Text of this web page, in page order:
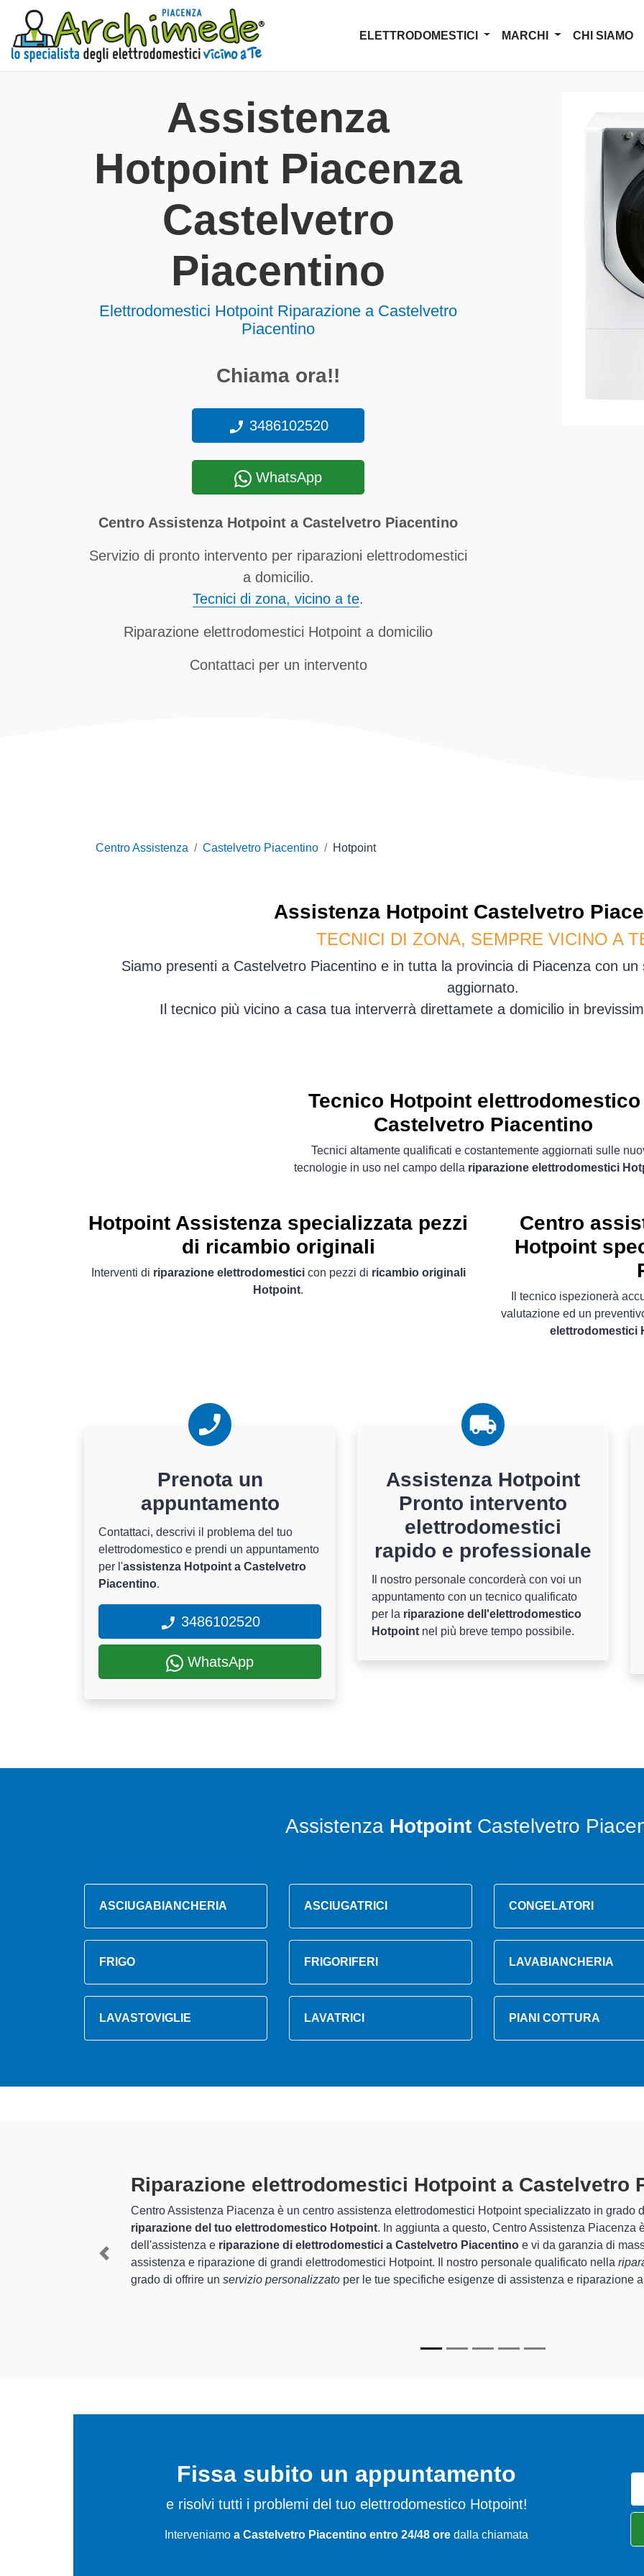
ELETTRODOMESTICI MARCHI CHI SIAMO
Assistenza
Hotpoint Piacenza
Castelvetro
Piacentino
Elettrodomestici Hotpoint Riparazione a Castelvetro
Piacentino
Chiama ora!!
3486102520
WhatsApp
Centro Assistenza Hotpoint a Castelvetro Piacentino
Servizio di pronto intervento per riparazioni elettrodomestici
a domicilio.
Tecnici di zona, vicino a te.
Riparazione elettrodomestici Hotpoint a domicilio
Contattaci per un intervento
Centro Assistenza Castelvetro Piacentino Hotpoint
Assistenza HotpointCastelvetro
TECNICI DI ZONA, SEMPRE VICINO A
Siamo presenti a Castelvetro Piacentino e in tutta la provincia di Piacenza con
aggiornato.
Il tecnico più vicino a casa tua interverrà direttamete a domicilio in
Tecnico Hotpoint elettrodomestico
Castelvetro Piacentino
Tecnici altamente qualificati e costantemente aggiornati sulle
tecnologie in uso nel campo della riparazione elettrodomestici
Hotpoint Assistenza specializzata pezzi
di ricambio originali
Interventi di riparazione elettrodomesticicon pezzi di ricambio originali
Hotpoint.
Centro
Hotpoint
Il tecnico ispezionerà
valutazione ed un
elettrodomestici
Prenota un
appuntamento
Contattaci, descrivi il problema del tuo
elettrodomestico e prendi un appuntamento
per l'assistenza Hotpoint a Castelvetro
Piacentino.
3486102520
WhatsApp
Assistenza Hotpoint
Pronto intervento
elettrodomestici
rapido e professionale
Il nostro personale concorderà con voi un
appuntamento con un tecnico qualificato
per la riparazione dell'elettrodomestico
Hotpoint nel più breve tempo possibile.
Assistenza HotpointCastelvetro
ASCIUGABIANCHERIA ASCIUGATRICI CONGELATORI
FRIGO FRIGORIFERI LAVABIANCHERIA
LAVASTOVIGLIE LAVATRICI PIANI COTTURA
Tecnici Elettrodomestici Hotpoint A Castelvetro
altamente preparati
I tecnici specializzati di Centro Assistenza Piacenza sono in grado di garantire al cliente
Piacentino e provincia per quel che riguarda la sistemazione e lariparazione del tuo
mediante il ripristino rapido del corretto funzionamento degli apparecchi.
In più,i tecnici Hotpoint specializzatidi Centro Assistenza Piacenza sono in grado di fornire
Previous
Fissa subito un appuntamento
e risolvi tutti i problemi del tuo elettrodomestico Hotpoint!
Interveniamo a Castelvetro Piacentino entro 24/48 ore dalla chiamata